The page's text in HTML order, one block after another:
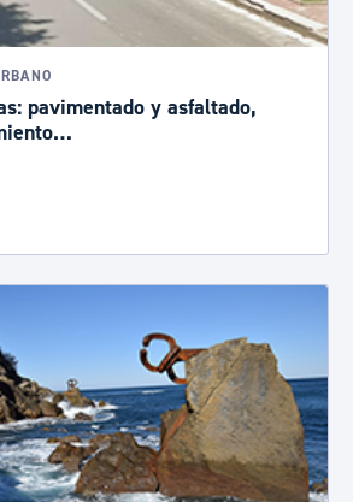
pavimentado y asfaltado,